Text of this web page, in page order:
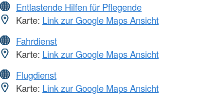
Entlastende Hilfen für Pflegende
Karte: Link zur Google Maps Ansicht
Fahrdienst
Karte: Link zur Google Maps Ansicht
Flugdienst
Karte: Link zur Google Maps Ansicht